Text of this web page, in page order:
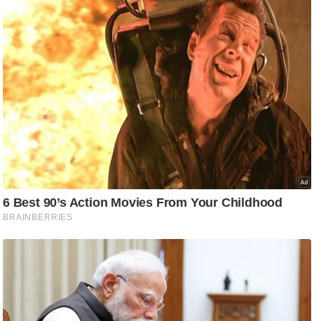
ति
ष
प्र
भु
म
हि
मा
/
ध
र्म
स्थ
ल
व्र